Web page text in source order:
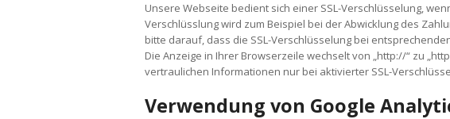
Unsere Webseite bedient sich einer SSL-Verschlüsselung,
Verschlüsslung wird zum Beispiel bei der Abwicklung des
bitte darauf, dass die SSL-Verschlüsselung bei
Die Anzeige in Ihrer Browserzeile wechselt von „http://“ zu
vertraulichen Informationen nur bei aktivierter SSL-
Verwendung von Google